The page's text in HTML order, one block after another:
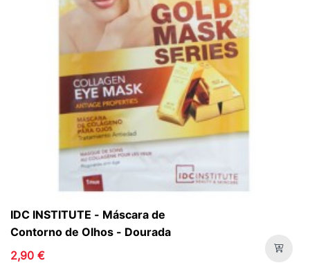
IDC INSTITUTE - Máscara de
Contorno de Olhos - Dourada
2,90 €